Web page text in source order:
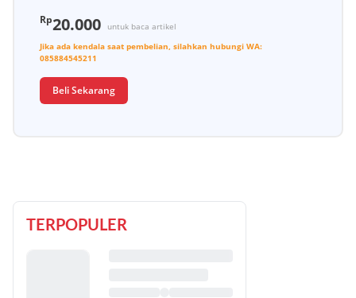
Rp20.000
untuk baca artikel
Jika ada kendala saat pembelian, silahkan hubungi WA:
085884545211
Beli Sekarang
TERPOPULER